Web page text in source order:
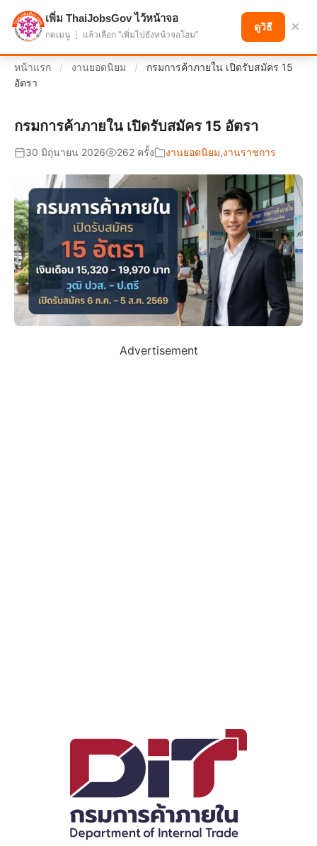
แบ่งปันโอกาส เพื่ออนาคตที่ก้าวหน้า
หน้าแรก / งานยอดนิยม /
กรมการค้าภายใน เปิดรับสมัคร 15
อัตรา
กรมการค้าภายใน เปิดรับสมัคร 15 อัตรา
30 มิถุนายน 2026 262 ครั้ง งานยอดนิยม,งานราชการ
Advertisement
เพิ่ม ThaiJobsGov ไว้หน้าจอ
กดเมนู ⋮ แล้วเลือก "เพิ่มไปยังหน้าจอโฮม"
ดูวิธี ×